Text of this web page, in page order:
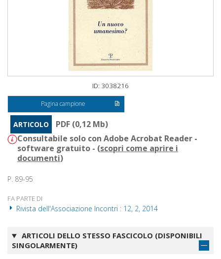
ID: 3038216
Pagina campione
ARTICOLO
PDF (0,12 Mb)
Consultabile solo con Adobe Acrobat Reader -
software gratuito - (scopri come aprire i
documenti)
P. 89-95
FA PARTE DI
Rivista dell'Associazione Incontri : 12, 2, 2014
ARTICOLI DELLO STESSO FASCICOLO (DISPONIBILI
SINGOLARMENTE)